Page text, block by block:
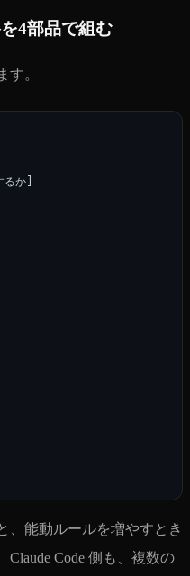
4部品で組む
す。
るか]
、能動ルールを増やすとき
Code 側も、複数の